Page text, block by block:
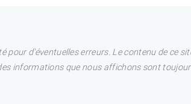
d'éventuelles erreurs. Le contenu de ce
informations que nous affichons sont